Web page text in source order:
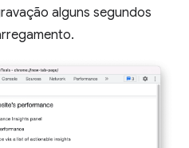
alguns segundos